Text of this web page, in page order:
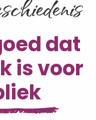
dat
is voor